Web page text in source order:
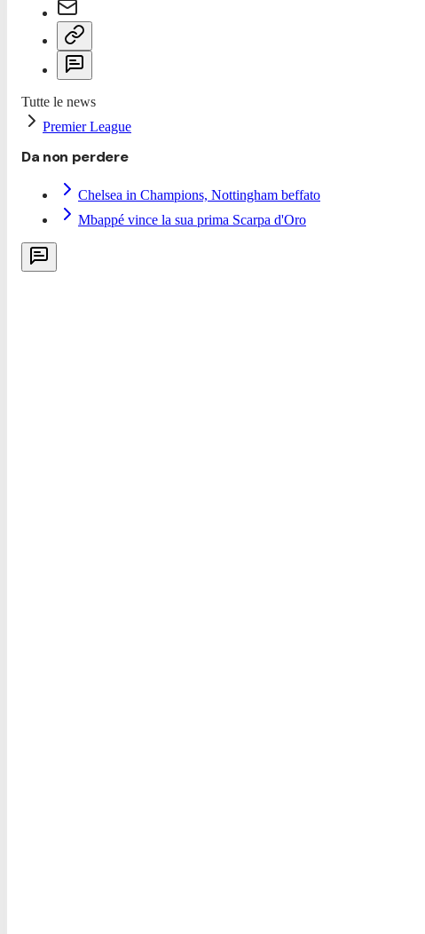
Tutte le news
Premier League
Da non perdere
Chelsea in Champions, Nottingham beffato
Mbappé vince la sua prima Scarpa d'Oro